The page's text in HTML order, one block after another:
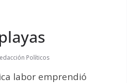
Políticos
labor emprendió